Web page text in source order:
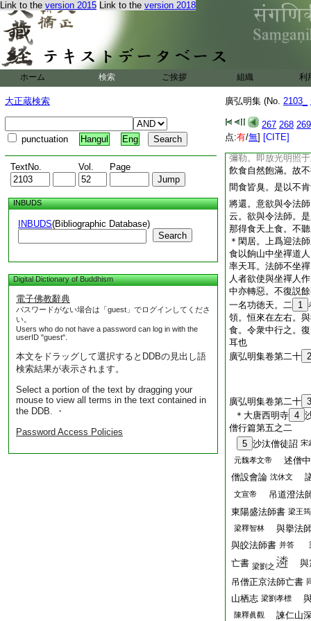
Link to the version 2015 Link to the version 2018
ホーム 検索 ご挨拶 組織 利
大正蔵検索
punctuation Hangul Eng
TextNo. Vol. Page
INBUDS
INBUDS(Bibliographic Database)
Search
Digital Dictionary of Buddhism
電子佛教辭典
パスワードがない場合は「guest」でログインしてくださ
い。
Users who do not have a password can log in with the
userID "guest".
本文をドラッグして選択するとDDBの見出し語
検索結果が表示されます。
Select a portion of the text by dragging your
mouse to view all terms in the text contained in
the DDB. ・
Password Access Policies
廣弘明集 (No. 2103_
267 268 269
点:有/無] [CITE]
何能益。法師又云
精進。持戒不及上
疏不堪相見。病既
漸就綿惙。至七月
捉幡竿猶車在地。
擔鼓旗幡也。至二
二十二日令請相識
二十五日云。見十
七日中後泯然而臥
云。上兜率天見彌
手中自有一琉璃清
彌勒。即放光明照
飮食自然飽滿。故
間食皆臭。是以不
將還。意欲與令法
云。欲與令法師。
那得食天上食。不
＊閑居。上爲迎法
食以餉山中坐禪道
率天耳。法師不坐
人者欲使與坐禪人
中亦轉惡。不復説
一名功徳天。二 1
領。恒來在左右。
食。令衆中行之。
耳也
廣弘明集卷第二十 2
廣弘明集卷第二十 3
＊大唐西明寺 4
僧行篇第五之二
5 沙汰僧徒詔 宋
元魏孝文帝
述僧
僧設會論 沈休文
文宣帝
吊道澄法
東陽盛法師書 梁王筠
梁釋智林
與擧法
與皎法師書 并答
亡書 梁劉之
與
吊僧正京法師亡書
山栖志 梁劉孝標 與
陳釋眞觀
諫仁山